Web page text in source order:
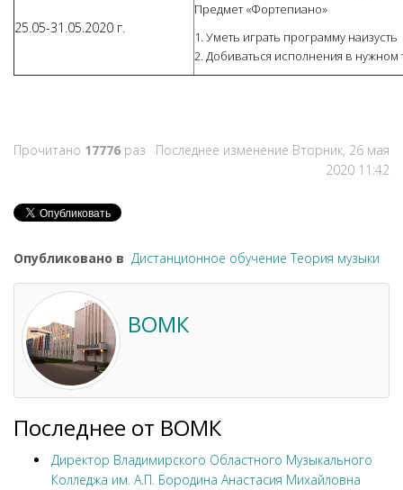
25.05-31.05.2020 г.
Предмет «Фортепиано»
1. Уметь играть программу наизусть
2. Добиваться исполнения в нужном
Прочитано 17776 раз
Последнее изменение Вторник, 26 мая
2020 11:42
Опубликовано в Дистанционное обучение Теория музыки
ВОМК
Последнее от ВОМК
Директор Владимирского Областного Музыкального
Колледжа им. А.П. Бородина Анастасия Михайловна